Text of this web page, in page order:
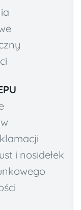
i nosidełek